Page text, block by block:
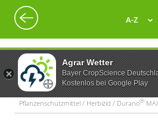
Agrar Wetter
Bayer CropScience
Kostenlos bei Google Play
A-Z
Pflanzenschutzmittel / Herbizid / Durano®